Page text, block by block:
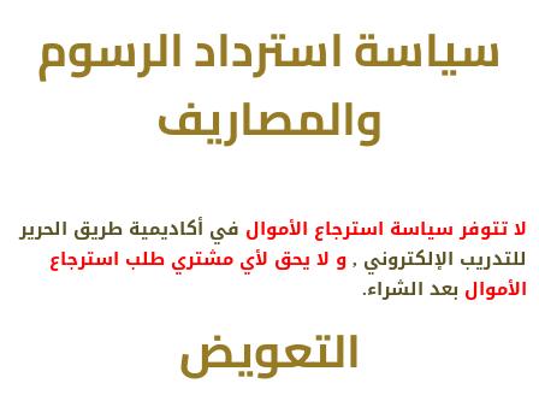
سياسة استرداد الرسوم
والمصاريف
لا تتوفر سياسة استرجاع الأموال في أكاديمية طريق الحرير
للتدريب الإلكتروني ,و لا يحق لأي مشتري طلب استرجاع
الأموال بعد الشراء.
التعويض